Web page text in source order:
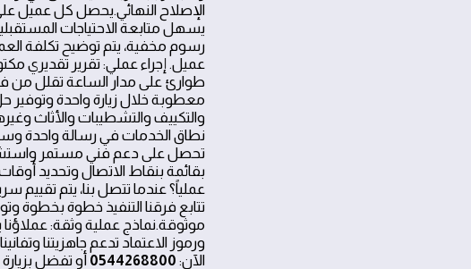
الإصلاح النهائي.يحصل كل عميل
يسهل متابعة الاحتياجات
رسوم مخفية، يتم توضيح تكلفة
عميل. إجراء عملي: تقرير تقديري
طوارئ على مدار الساعة تقلل من
معطوبة خلال زيارة واحدة وتوفير
والتكييف والتشطيبات والأثاث
نطاق الخدمات في رسالة واحدة
تحصل على دعم فني مستمر
بقائمة بنقاط الاتصال وتحديد
عملياً؟ عندما تتصل بنا، يتم
تتابع فرقنا التنفيذ خطوة بخطوة
موثوقة.نماذج عملية وثقة:
ورموز الاعتماد تدعم جاهزيتنا
الآن: 0544268800 أو تفضل بزيارة